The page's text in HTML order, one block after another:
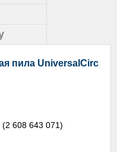
пила UniversalCirc
608 643 071)